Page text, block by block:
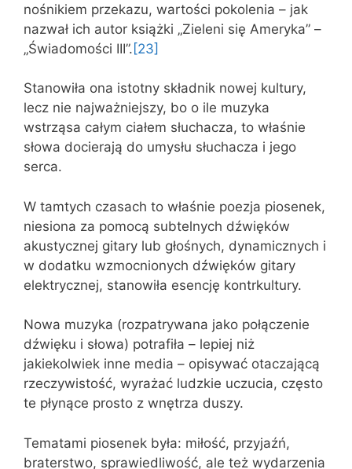
nośnikiem przekazu, wartości pokolenia – jak
nazwał ich autor książki „Zieleni się Ameryka” –
„Świadomości III”. [23]
Stanowiła ona istotny składnik nowej kultury,
lecz nie najważniejszy, bo o ile muzyka
wstrząsa całym ciałem słuchacza, to właśnie
słowa docierają do umysłu słuchacza i jego
serca.
W tamtych czasach to właśnie poezja piosenek,
niesiona za pomocą subtelnych dźwięków
akustycznej gitary lub głośnych, dynamicznych i
w dodatku wzmocnionych dźwięków gitary
elektrycznej, stanowiła esencję kontrkultury.
Nowa muzyka (rozpatrywana jako połączenie
dźwięku i słowa) potrafiła – lepiej niż
jakiekolwiek inne media – opisywać otaczającą
rzeczywistość, wyrażać ludzkie uczucia, często
te płynące prosto z wnętrza duszy.
Tematami piosenek była: miłość, przyjaźń,
braterstwo, sprawiedliwość, ale też wydarzenia